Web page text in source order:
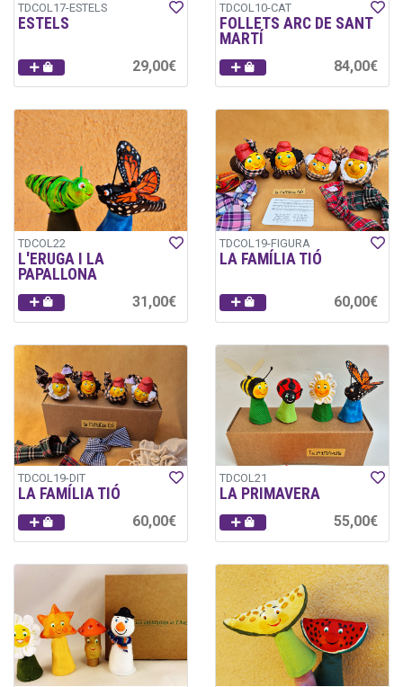
TDCOL17-ESTELS
ESTELS
29,00€
TDCOL10-CAT
FOLLETS ARC DE SANT
MARTÍ
84,00€
TDCOL22
L'ERUGA I LA
PAPALLONA
31,00€
TDCOL19-FIGURA
LA FAMÍLIA TIÓ
60,00€
TDCOL19-DIT
LA FAMÍLIA TIÓ
60,00€
TDCOL21
LA PRIMAVERA
55,00€